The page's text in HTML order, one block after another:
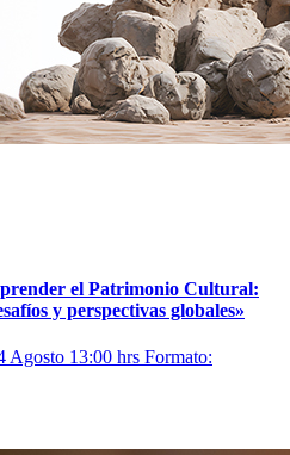
el Patrimonio Cultural:
y perspectivas globales»
Agosto 13:00 hrs Formato: